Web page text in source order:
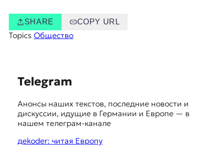
SHARE COPY URL
Topics Общество
Telegram
Анонсы наших текстов, последние новости и
дискуссии, идущие в Германии и Европе — в
нашем телеграм-канале
дekoder: читая Европу